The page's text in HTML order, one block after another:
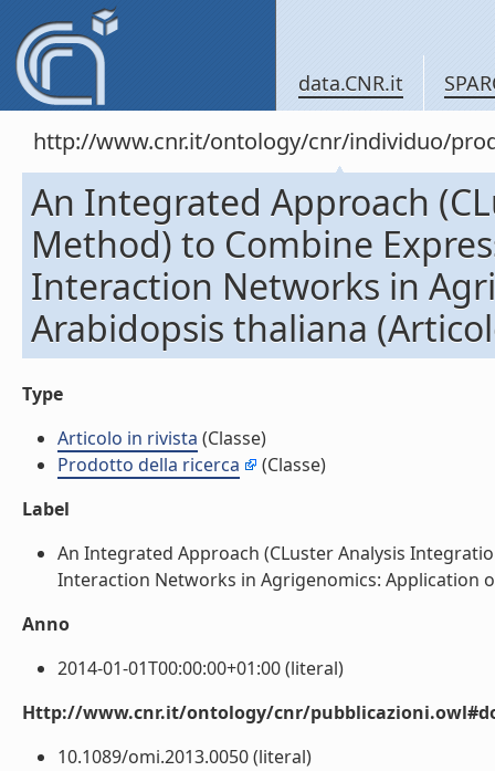
data.CNR.it
http://www.cnr.it/ontology/cnr/individuo/
An Integrated Approach
Method) to Combine
Interaction Networks in
Arabidopsis thaliana
Type
Articolo in rivista (Classe)
Prodotto della ricerca
(Classe)
Label
An Integrated Approach (CLuster Analysis
Interaction Networks in Agrigenomics: Application
Anno
2014-01-01T00:00:00+01:00 (literal)
Http://www.cnr.it/ontology/cnr/
10.1089/omi.2013.0050 (literal)